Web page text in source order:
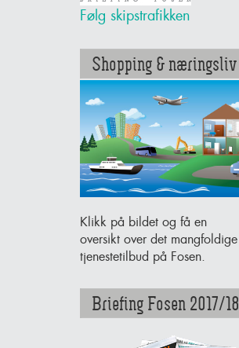
Følg skipstrafikken
Shopping & næringsliv
Klikk på bildet og få en
oversikt over det mangfoldige
tjenestetilbud på Fosen.
Briefing Fosen 2017/18